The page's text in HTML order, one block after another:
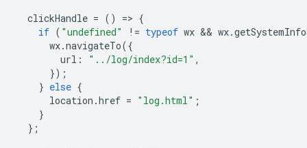
clickHandle = () => {
if ( "undefined" != typeof wx && wx.
wx.navigateTo({
url : "../log/index?id=1" ,
});
} else {
location .href = "log.html" ;
}
};